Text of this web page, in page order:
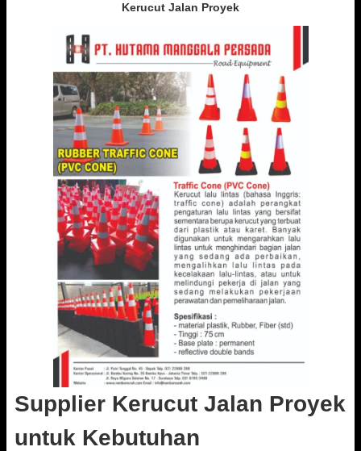
Kerucut Jalan Proyek
Supplier Kerucut Jalan Proyek
untuk Kebutuhan